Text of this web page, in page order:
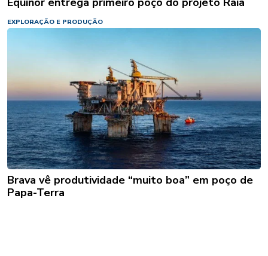
EXPLORAÇÃO E PRODUÇÃO
Brava vê produtividade “muito boa” em poço de
Papa-Terra